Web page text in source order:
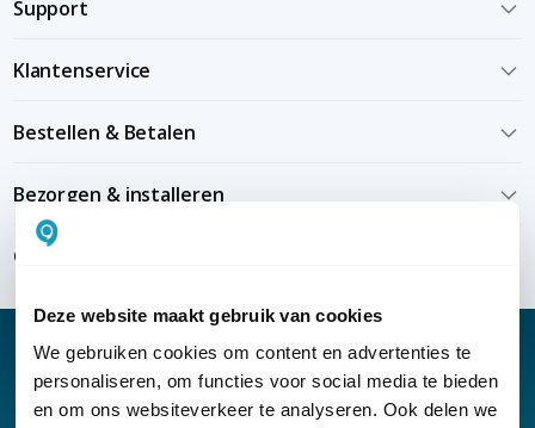
Deze website maakt gebruik van cookies
We gebruiken cookies om content en advertenties te
personaliseren, om functies voor social media te bieden
en om ons websiteverkeer te analyseren. Ook delen we
Support
Klantenservice
Bestellen & Betalen
Bezorgen & installeren
Over KommaGo